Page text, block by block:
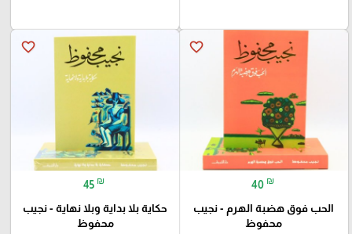
favorite_border
40 ₪
الحب فوق هضبة الهرم - نجيب
محفوظ
favorite_border
45 ₪
حكاية بلا بداية وبلا نهاية - نجيب
محفوظ